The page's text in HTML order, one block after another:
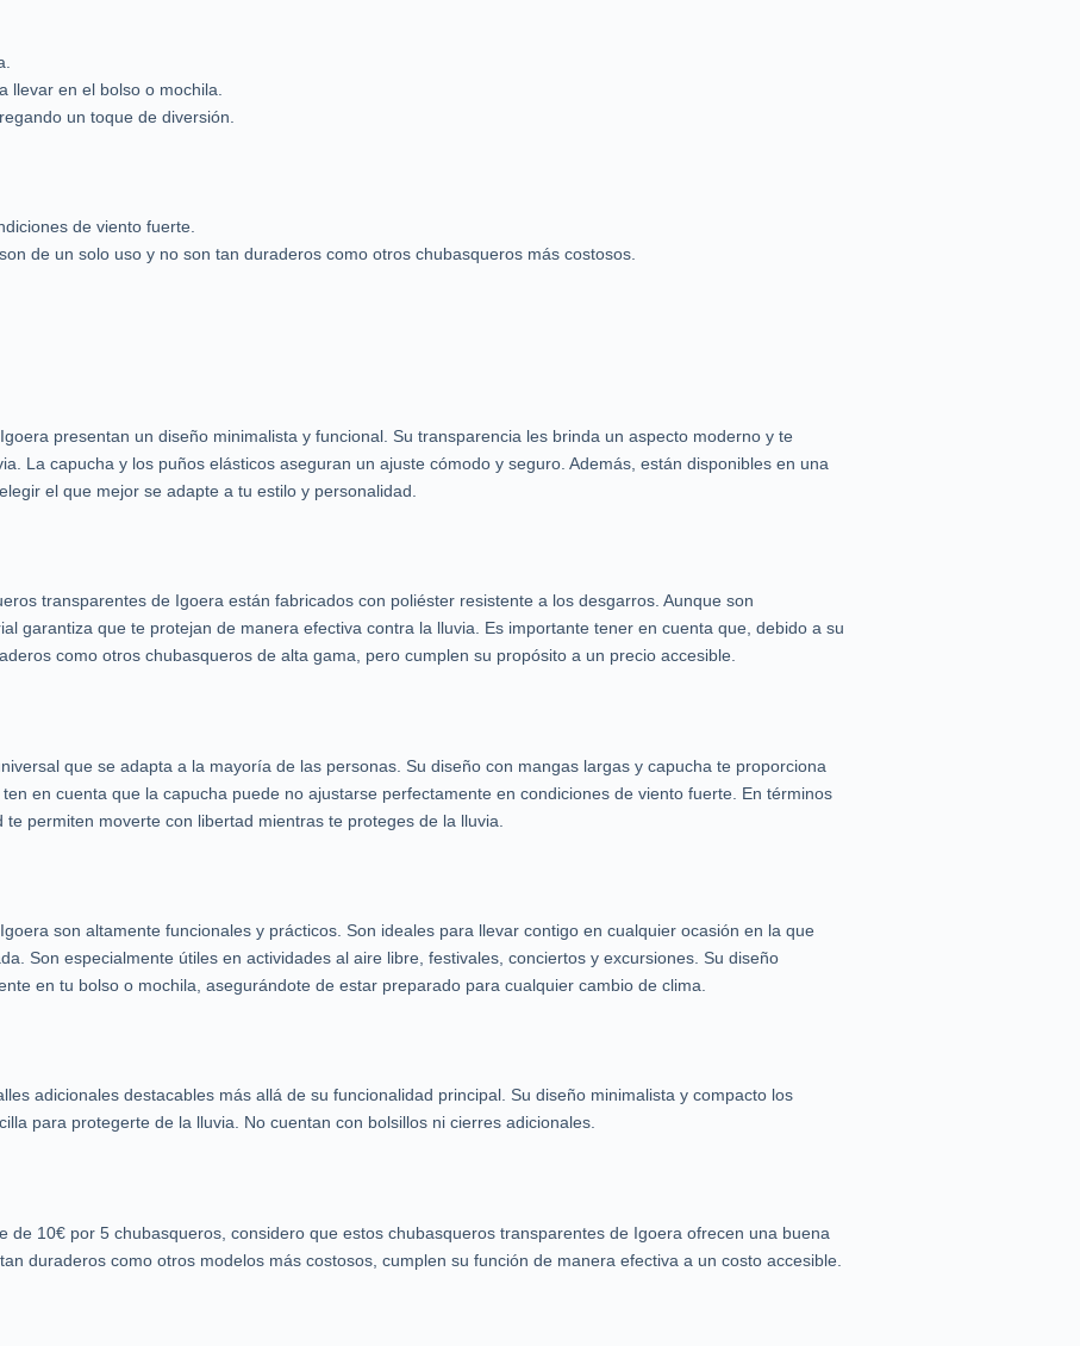
llevar en el bolso o mochila.
un toque de diversión.
de viento fuerte.
de un solo uso y no son tan duraderos como otros chubasqueros más costosos.
presentan un diseño minimalista y funcional. Su transparencia les brinda un aspecto moderno y te
La capucha y los puños elásticos aseguran un ajuste cómodo y seguro. Además, están disponibles en una
el que mejor se adapte a tu estilo y personalidad.
transparentes de Igoera están fabricados con poliéster resistente a los desgarros. Aunque son
garantiza que te protejan de manera efectiva contra la lluvia. Es importante tener en cuenta que, debido a su
como otros chubasqueros de alta gama, pero cumplen su propósito a un precio accesible.
que se adapta a la mayoría de las personas. Su diseño con mangas largas y capucha te proporciona
en cuenta que la capucha puede no ajustarse perfectamente en condiciones de viento fuerte. En términos
permiten moverte con libertad mientras te proteges de la lluvia.
son altamente funcionales y prácticos. Son ideales para llevar contigo en cualquier ocasión en la que
Son especialmente útiles en actividades al aire libre, festivales, conciertos y excursiones. Su diseño
en tu bolso o mochila, asegurándote de estar preparado para cualquier cambio de clima.
adicionales destacables más allá de su funcionalidad principal. Su diseño minimalista y compacto los
para protegerte de la lluvia. No cuentan con bolsillos ni cierres adicionales.
de 10€ por 5 chubasqueros, considero que estos chubasqueros transparentes de Igoera ofrecen una buena
duraderos como otros modelos más costosos, cumplen su función de manera efectiva a un costo accesible.